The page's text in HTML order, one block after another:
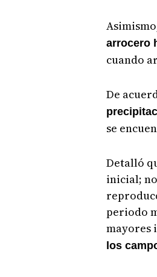
arrocero
cuando
De
se
Detalló
inicial;
periodo
mayores
los